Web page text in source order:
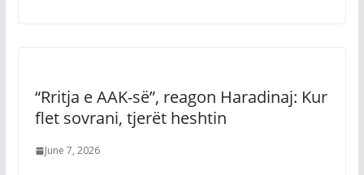
“Rritja e AAK-së”, reagon Haradinaj: Kur
flet sovrani, tjerët heshtin
June 7, 2026